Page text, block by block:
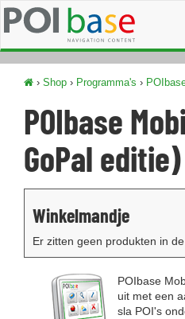
› Shop › Programma's ›
POIbase
GoPal editie)
Winkelmandje
Er zitten geen produkten in de
POIbase
uit met een
sla POI's